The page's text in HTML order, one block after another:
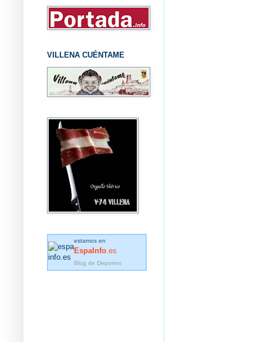
VILLENA CUÉNTAME
estamos en
EspaInfo .es
Blog de Deportes